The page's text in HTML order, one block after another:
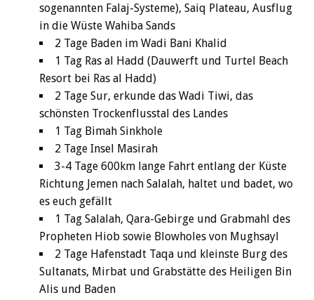
sogenannten Falaj-Systeme), Saiq Plateau, Ausflug
in die Wüste Wahiba Sands
2 Tage Baden im Wadi Bani Khalid
1 Tag Ras al Hadd (Dauwerft und Turtel Beach
Resort bei Ras al Hadd)
2 Tage Sur, erkunde das Wadi Tiwi, das
schönsten Trockenflusstal des Landes
1 Tag Bimah Sinkhole
2 Tage Insel Masirah
3-4 Tage 600km lange Fahrt entlang der Küste
Richtung Jemen nach Salalah, haltet und badet, wo
es euch gefällt
1 Tag Salalah, Qara-Gebirge und Grabmahl des
Propheten Hiob sowie Blowholes von Mughsayl
2 Tage Hafenstadt Taqa und kleinste Burg des
Sultanats, Mirbat und Grabstätte des Heiligen Bin
Alis und Baden